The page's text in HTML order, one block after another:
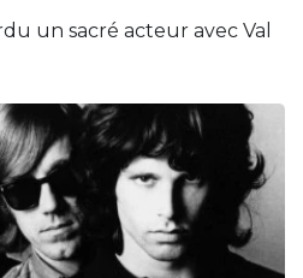
un sacré acteur avec Val